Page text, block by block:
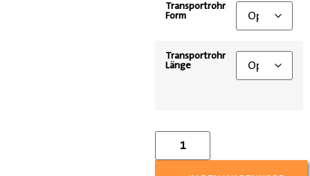
Transportrohr
Form
Transportrohr
Länge